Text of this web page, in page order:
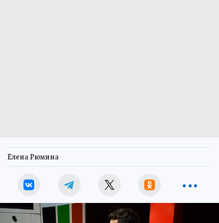
Елена Рюмина